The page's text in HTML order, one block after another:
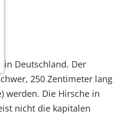
in Deutschland. Der
250 Zentimeter lang
werden. Die Hirsche in
nicht die kapitalen